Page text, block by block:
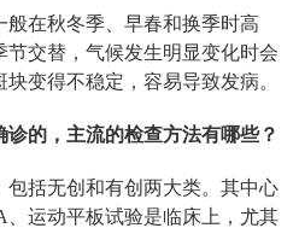
般在秋冬季、早春和换季时高
交替，气候发生明显变化时会
变得不稳定，容易导致发病。
诊的，主流的检查方法有哪些？
包括无创和有创两大类。其中心
、运动平板试验是临床上，尤其